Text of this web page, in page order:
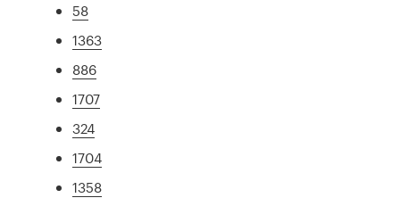
58
1363
886
1707
324
1704
1358